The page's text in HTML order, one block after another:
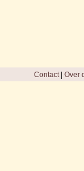
Contact| Over